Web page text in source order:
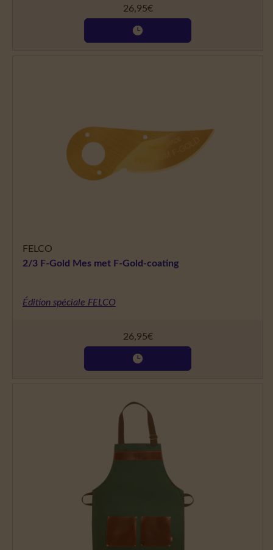
26,95€
FELCO
2/3 F-Gold Mes met F-Gold-coating
Édition spéciale FELCO
26,95€